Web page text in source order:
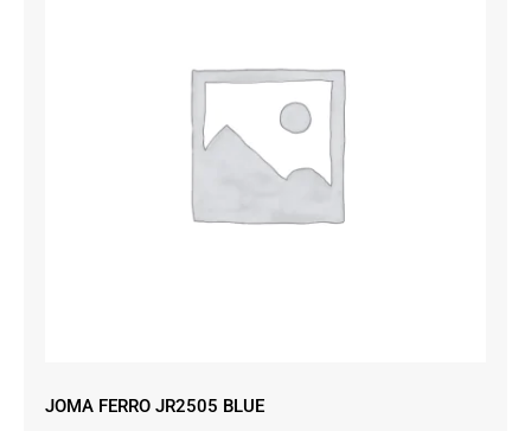
JOMA FERRO JR2505 BLUE
JOMA FERRO JR2505 BLUE